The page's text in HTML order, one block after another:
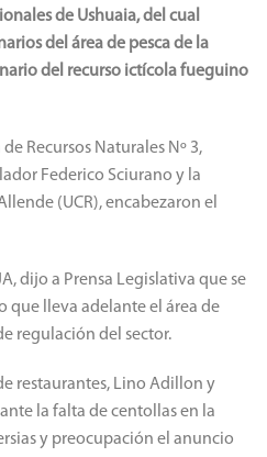
de Ushuaia, del cual
del área de pesca de la
del recurso ictícola fueguino
Recursos Naturales Nº 3,
Federico Sciurano y la
(UCR), encabezaron el
dijo a Prensa Legislativa que se
que lleva adelante el área de
regulación del sector.
restaurantes, Lino Adillon y
la falta de centollas en la
y preocupación el anuncio